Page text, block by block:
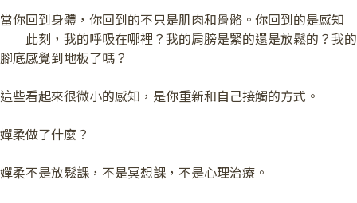
當你回到身體，你回到的不只是肌肉和骨骼。你回到的是感知
——此刻，我的呼吸在哪裡？我的肩膀是緊的還是放鬆的？我的
腳底感覺到地板了嗎？
這些看起來很微小的感知，是你重新和自己接觸的方式。
嬋柔做了什麼？
嬋柔不是放鬆課，不是冥想課，不是心理治療。